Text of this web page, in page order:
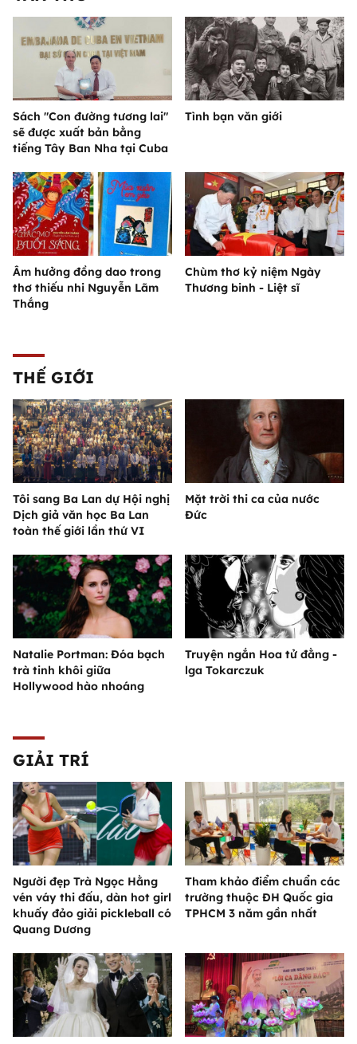
Sách "Con đường tương lai"
sẽ được xuất bản bằng
tiếng Tây Ban Nha tại Cuba
Tình bạn văn giới
Âm hưởng đồng dao trong
thơ thiếu nhi Nguyễn Lãm
Thắng
Chùm thơ kỷ niệm Ngày
Thương binh - Liệt sĩ
THẾ GIỚI
Tôi sang Ba Lan dự Hội nghị
Dịch giả văn học Ba Lan
toàn thế giới lần thứ VI
Mặt trời thi ca của nước
Đức
Natalie Portman: Đóa bạch
trà tinh khôi giữa
Hollywood hào nhoáng
Truyện ngắn Hoa tử đằng -
lga Tokarczuk
GIẢI TRÍ
Người đẹp Trà Ngọc Hằng
vén váy thi đấu, dàn hot girl
khuấy đảo giải pickleball có
Quang Dương
Tham khảo điểm chuẩn các
trường thuộc ĐH Quốc gia
TPHCM 3 năm gần nhất